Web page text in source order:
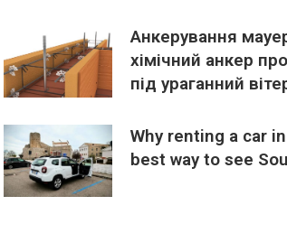
Анкерування
хімічний анкер
під ураганний
Why renting a car
best way to see